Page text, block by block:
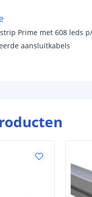
Prime met 608 leds
aansluitkabels